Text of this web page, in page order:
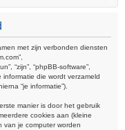
met zijn verbonden diensten
“zijn”, “phpBB-software”,
informatie die wordt verzameld
“je informatie”).
manier is door het gebruik
cookies aan (kleine
van je computer worden